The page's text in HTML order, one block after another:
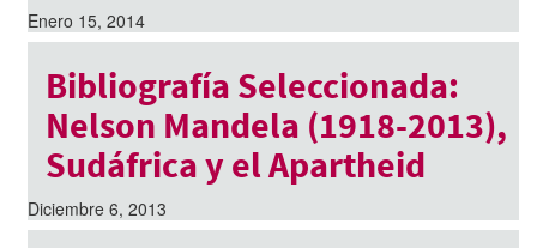
Enero 15, 2014
Bibliografía Seleccionada:
Nelson Mandela (1918-2013),
Sudáfrica y el Apartheid
Diciembre 6, 2013